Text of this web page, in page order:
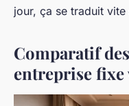
jour, ça se traduit vite
Comparatif
entreprise fixe